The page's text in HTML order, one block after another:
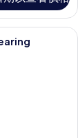
線頻道、電視、